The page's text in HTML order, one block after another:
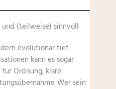
und (teilweise) sinnvoll
evolutionär tief
kann es sogar
Ordnung, klare
Wer sein